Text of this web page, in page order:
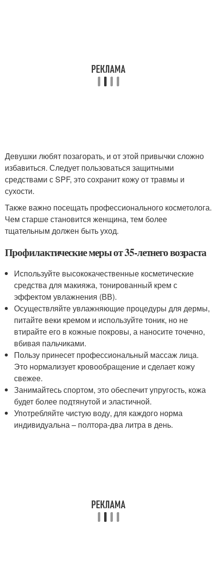
Девушки любят позагорать, и от этой привычки сложно
избавиться. Следует пользоваться защитными
средствами с SPF, это сохранит кожу от травмы и
сухости.
Также важно посещать профессионального косметолога.
Чем старше становится женщина, тем более
тщательным должен быть уход.
Профилактические меры от 35-летнего возраста
Используйте высококачественные косметические
средства для макияжа, тонированный крем с
эффектом увлажнения (ВВ).
Осуществляйте увлажняющие процедуры для дермы,
питайте веки кремом и используйте тоник, но не
втирайте его в кожные покровы, а наносите точечно,
вбивая пальчиками.
Пользу принесет профессиональный массаж лица.
Это нормализует кровообращение и сделает кожу
свежее.
Занимайтесь спортом, это обеспечит упругость, кожа
будет более подтянутой и эластичной.
Употребляйте чистую воду, для каждого норма
индивидуальна – полтора-два литра в день.